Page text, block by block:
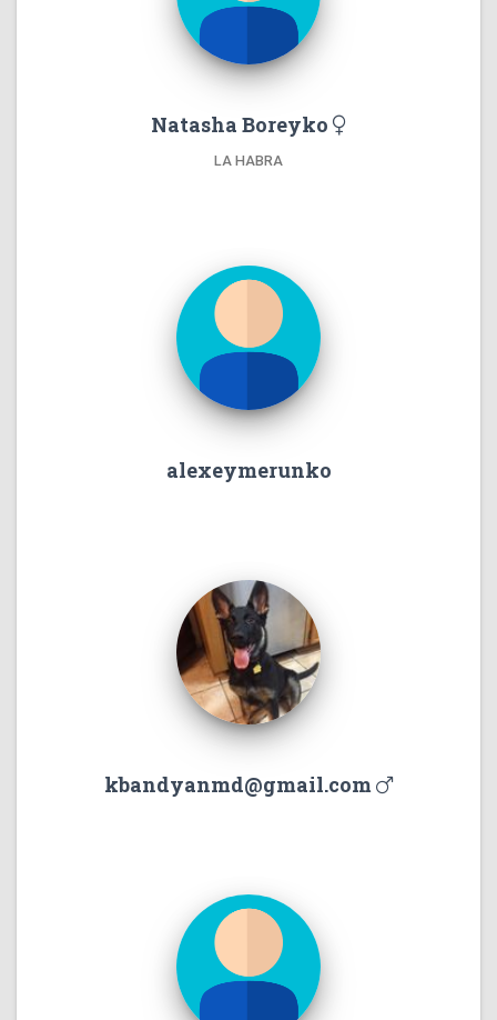
Natasha Boreyko
LA HABRA
alexeymerunko
kbandyanmd@gmail.com